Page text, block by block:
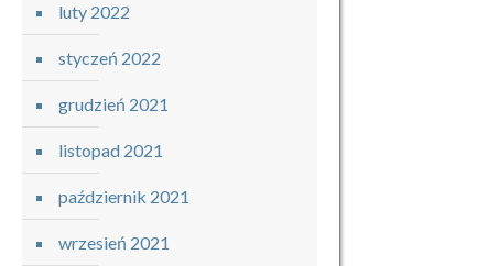
luty 2022
styczeń 2022
grudzień 2021
listopad 2021
październik 2021
wrzesień 2021